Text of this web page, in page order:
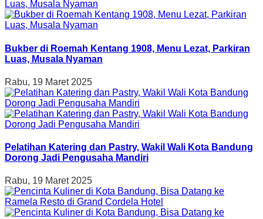
Bukber di Roemah Kentang 1908, Menu Lezat, Parkiran
Luas, Musala Nyaman
Rabu, 19 Maret 2025
Pelatihan Katering dan Pastry, Wakil Wali Kota Bandung
Dorong Jadi Pengusaha Mandiri
Rabu, 19 Maret 2025